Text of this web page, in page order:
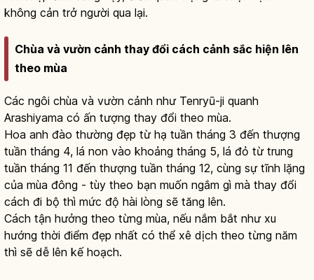
không cản trở người qua lại.
Chùa và vườn cảnh thay đổi cách cảnh sắc hiện lên
theo mùa
Các ngôi chùa và vườn cảnh như Tenryū-ji quanh
Arashiyama có ấn tượng thay đổi theo mùa.
Hoa anh đào thường đẹp từ hạ tuần tháng 3 đến thượng
tuần tháng 4, lá non vào khoảng tháng 5, lá đỏ từ trung
tuần tháng 11 đến thượng tuần tháng 12, cùng sự tĩnh lặng
của mùa đông - tùy theo bạn muốn ngắm gì mà thay đổi
cách đi bộ thì mức độ hài lòng sẽ tăng lên.
Cách tận hưởng theo từng mùa, nếu nắm bắt như xu
hướng thời điểm đẹp nhất có thể xê dịch theo từng năm
thì sẽ dễ lên kế hoạch.